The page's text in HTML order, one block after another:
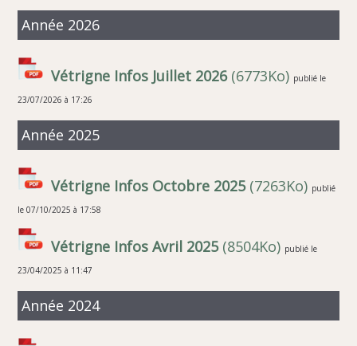
Année 2026
Vétrigne Infos Juillet 2026(6773Ko) publié le
23/07/2026 à 17:26
Année 2025
Vétrigne Infos Octobre 2025(7263Ko) publié
le 07/10/2025 à 17:58
Vétrigne Infos Avril 2025(8504Ko) publié le
23/04/2025 à 11:47
Année 2024